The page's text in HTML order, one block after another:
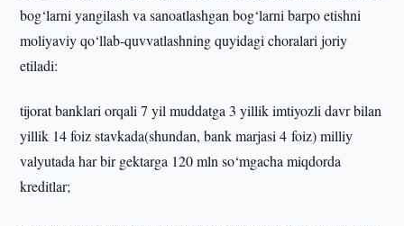
bog‘larni yangilash va sanoatlashgan bog‘larni barpo etishni
moliyaviy qo‘llab-quvvatlashning quyidagi choralari joriy
etiladi:
tijorat banklari orqali 7 yil muddatga 3 yillik imtiyozli davr bilan
yillik 14 foiz stavkada(shundan, bank marjasi 4 foiz) milliy
valyutada har bir gektarga 120 mln so‘mgacha miqdorda
kreditlar;